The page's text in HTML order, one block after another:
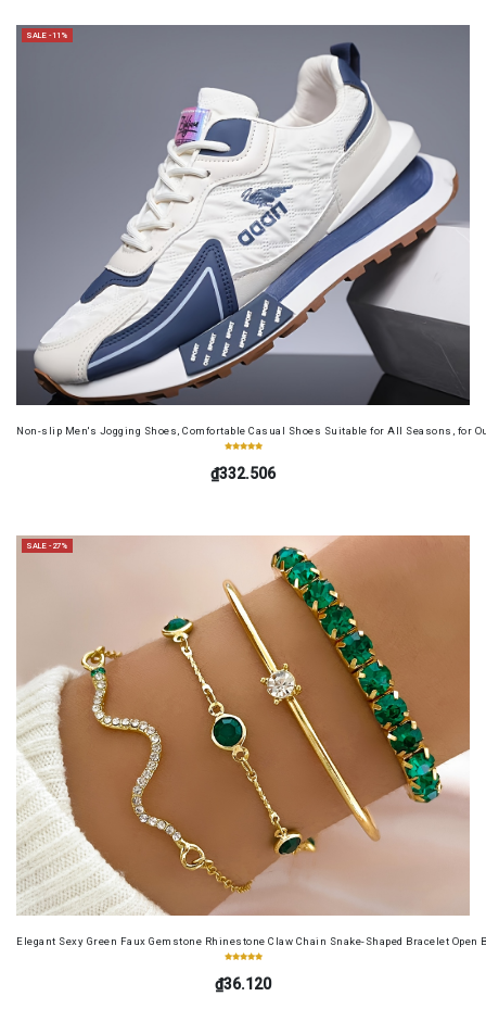
SALE -11%
Non-slip Men's Jogging Shoes, Comfortable Casual Shoes Suitable for All Seasons, for
₫332.506
SALE -27%
Elegant Sexy Green Faux Gemstone Rhinestone Claw Chain Snake-Shaped Bracelet Open
₫36.120